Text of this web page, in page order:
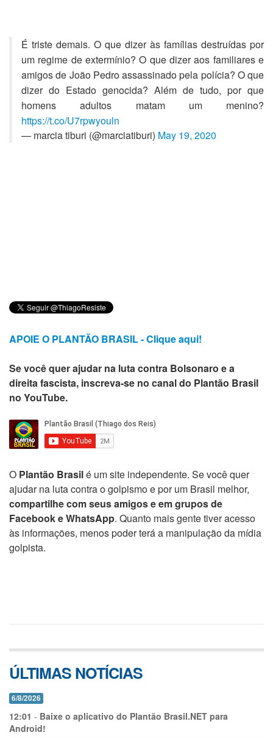
É triste demais. O que dizer às famílias destruídas por
um regime de extermínio? O que dizer aos familiares e
amigos de João Pedro assassinado pela polícia? O que
dizer do Estado genocida? Além de tudo, por que
homens adultos matam um menino?
https://t.co/U7rpwyouln
— marcia tiburi (@marciatiburi) May 19, 2020
APOIE O PLANTÃO BRASIL - Clique aqui!
Se você quer ajudar na luta contra Bolsonaro e a
direita fascista, inscreva-se no canal do Plantão Brasil
no YouTube.
O Plantão Brasilé um site independente. Se você quer
ajudar na luta contra o golpismo e por um Brasil melhor,
compartilhe com seus amigos e em grupos de
Facebook e WhatsApp. Quanto mais gente tiver acesso
às informações, menos poder terá a manipulação da mídia
golpista.
ÚLTIMAS NOTÍCIAS
6/8/2026
12:01 - Baixe o aplicativo do Plantão Brasil.NET para
Android!